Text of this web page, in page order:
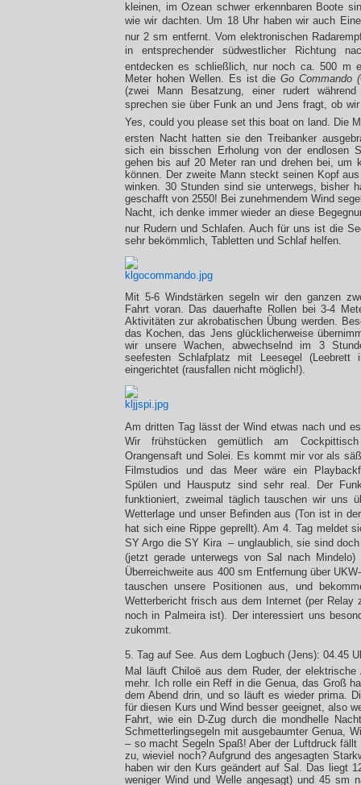
kleinen, im Ozean schwer erkennbaren Boote
wie wir dachten. Um 18 Uhr haben wir auch
nur 2 sm entfernt. Vom elektronischen
in entsprechender südwestlicher Richtung
entdecken es schließlich, nur noch ca. 500 m
Meter hohen Wellen. Es ist dieGo Commando
(zwei Mann Besatzung, einer rudert
sprechen sie über Funk an und Jens fragt, ob
Yes, could you please set this boat on land. Die
ersten Nacht hatten sie den Treibanker
sich ein bisschen Erholung von der endlosen
gehen bis auf 20 Meter ran und drehen bei, um
können. Der zweite Mann steckt seinen Kopf
winken. 30 Stunden sind sie unterwegs, bisher
geschafft von 2550! Bei zunehmendem Wind
Nacht, ich denke immer wieder an diese
nur Rudern und Schlafen. Auch für uns ist die
sehr bekömmlich, Tabletten und Schlaf helfen.
Mit 5-6 Windstärken segeln wir den ganzen
Fahrt voran. Das dauerhafte Rollen bei 3-4
Aktivitäten zur akrobatischen Übung werden.
das Kochen, das Jens glücklicherweise
wir unsere Wachen, abwechselnd im 3
seefesten Schlafplatz mit Leesegel
eingerichtet (rausfallen nicht möglich!).
Am dritten Tag lässt der Wind etwas nach und
Wir frühstücken gemütlich am
Orangensaft und Solei. Es kommt mir vor als
Filmstudios und das Meer wäre ein
Spülen und Hausputz sind sehr real. Der
funktioniert, zweimal täglich tauschen wir uns
Wetterlage und unser Befinden aus (Ton ist in
hat sich eine Rippe geprellt). Am 4. Tag meldet
SY Argo die SY Kira – unglaublich, sie sind
(jetzt gerade unterwegs von Sal nach Mindelo)
Überreichweite aus 400 sm Entfernung über
tauschen unsere Positionen aus, und
Wetterbericht frisch aus dem Internet (per Relay
noch in Palmeira ist). Der interessiert uns
zukommt.
5. Tag auf See. Aus dem Logbuch (Jens): 04.45
Mal läuft Chiloë aus dem Ruder, der
mehr. Ich rolle ein Reff in die Genua, das Groß
dem Abend drin, und so läuft es wieder prima.
für diesen Kurs und Wind besser geeignet, also
Fahrt, wie ein D-Zug durch die mondhelle
Schmetterlingsegeln mit ausgebaumter Genua,
– so macht Segeln Spaß! Aber der Luftdruck
zu, wieviel noch? Aufgrund des angesagten
haben wir den Kurs geändert auf Sal. Das liegt
weniger Wind und Welle angesagt) und 45 sm